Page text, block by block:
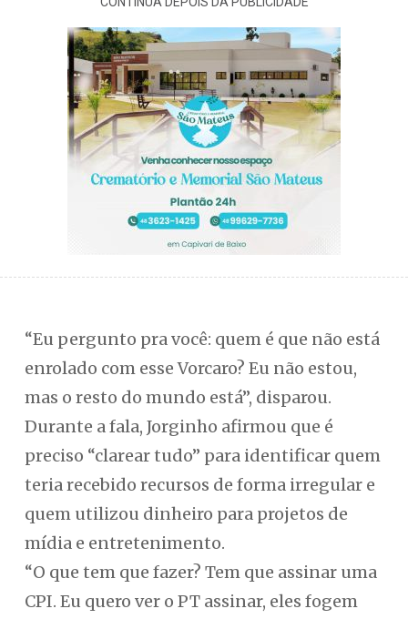
“Eu pergunto pra você: quem é que não está
enrolado com esse Vorcaro? Eu não estou,
mas o resto do mundo está”, disparou.
Durante a fala, Jorginho afirmou que é
preciso “clarear tudo” para identificar quem
teria recebido recursos de forma irregular e
quem utilizou dinheiro para projetos de
mídia e entretenimento.
“O que tem que fazer? Tem que assinar uma
CPI. Eu quero ver o PT assinar, eles fogem